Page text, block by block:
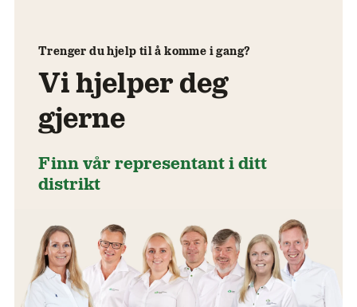
Trenger du hjelp til å komme i gang?
Vi hjelper deg
gjerne
Finn vår representant i ditt
distrikt